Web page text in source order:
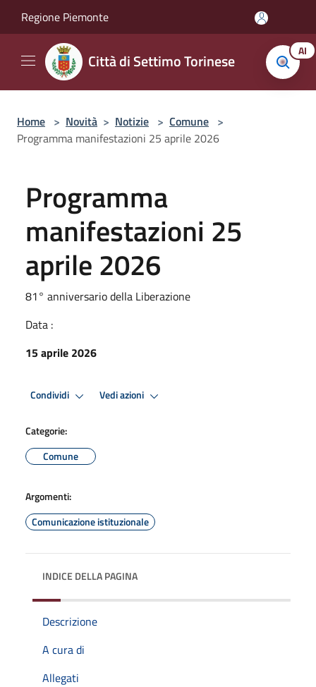
Regione Piemonte
Città di Settimo Torinese AI
Home > Novità > Notizie > Comune >
Programma manifestazioni 25 aprile 2026
Programma
manifestazioni 25
aprile 2026
81° anniversario della Liberazione
Data :
15 aprile 2026
Condividi Vedi azioni
Categorie:
Comune
Argomenti:
Comunicazione istituzionale
INDICE DELLA PAGINA
Descrizione
A cura di
Allegati